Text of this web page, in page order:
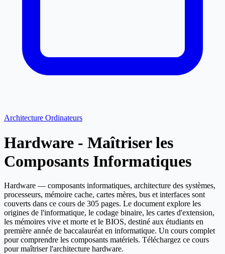
Architecture Ordinateurs
Hardware - Maîtriser les
Composants Informatiques
Hardware — composants informatiques, architecture des systèmes,
processeurs, mémoire cache, cartes mères, bus et interfaces sont
couverts dans ce cours de 305 pages. Le document explore les
origines de l'informatique, le codage binaire, les cartes d'extension,
les mémoires vive et morte et le BIOS, destiné aux étudiants en
première année de baccalauréat en informatique. Un cours complet
pour comprendre les composants matériels. Téléchargez ce cours
pour maîtriser l'architecture hardware.